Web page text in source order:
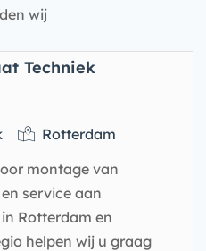
wij
Techniek
Rotterdam
montage van
service aan
Rotterdam en
helpen wij u graag